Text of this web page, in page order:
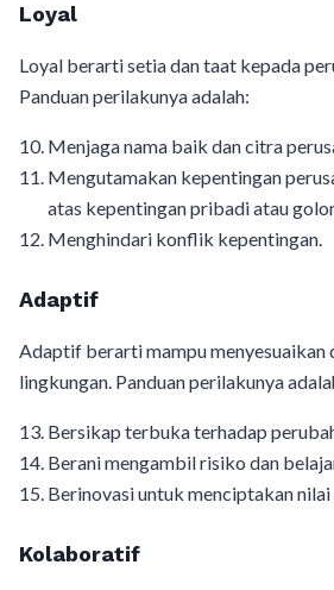
Loyal
Loyal berarti setia dan taat kepada
Panduan perilakunya adalah:
Menjaga nama baik dan citra
Mengutamakan kepentingan
atas kepentingan pribadi atau
Menghindari konflik kepentingan.
Adaptif
Adaptif berarti mampu menyesuaikan
lingkungan. Panduan perilakunya
Bersikap terbuka terhadap
Berani mengambil risiko dan
Berinovasi untuk menciptakan
Kolaboratif